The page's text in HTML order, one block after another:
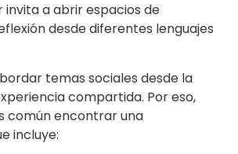
invita a abrir espacios de
desde diferentes lenguajes
temas sociales desde la
compartida. Por eso,
común encontrar una
incluye: